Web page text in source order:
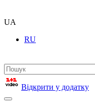
UA
RU
Відкрити у додатку